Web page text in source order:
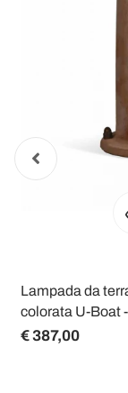
Lampada da
colorata U-Boat
€ 387,00